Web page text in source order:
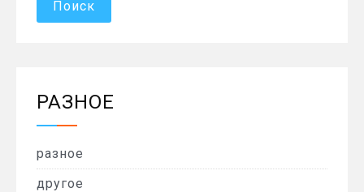
РАЗНОЕ
разное
другое